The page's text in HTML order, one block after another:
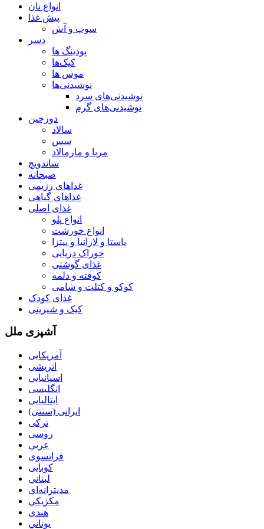
انواع نان
پیش غذا
سوپ و آش
دسر
پودینگ ها
کیک‌ها
موس ها
نوشیدنی‌ها
نوشیدنی‌های سرد
نوشیدنی‌های گرم
دورچین
سالاد
سس
مربا و مارمالاد
ساندویچ
صبحانه
غذاهای رژیمی
غذاهای گیاهی
غذای اصلی
انواع پلو
انواع خورشت
پاستا و لازانيا و پيتزا
خوراک دریایی
غذای گوشتی
كوفته و دلمه
کوکو و کتلت و شامی
غذای کودک
کیک و شیرینی
آشپزی ملل
آمریکایی
اتریشی
اسپانيايي
انگلیسی
ایتالیایی
ایرانی (سنتی)
ترکی
روسي
عربي
فرانسوی
كوبايى
لبناني
مديترانه‌اي
مكزيكي
هندی
يوناني